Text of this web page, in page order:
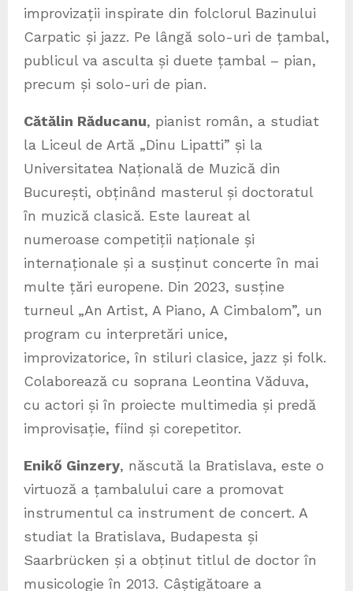
improvizații inspirate din folclorul Bazinului
Carpatic și jazz. Pe lângă solo-uri de țambal,
publicul va asculta și duete țambal – pian,
precum și solo-uri de pian.
Cătălin Răducanu, pianist român, a studiat
la Liceul de Artă „Dinu Lipatti” și la
Universitatea Națională de Muzică din
București, obținând masterul și doctoratul
în muzică clasică. Este laureat al
numeroase competiții naționale și
internaționale și a susținut concerte în mai
multe țări europene. Din 2023, susține
turneul „An Artist, A Piano, A Cimbalom”, un
program cu interpretări unice,
improvizatorice, în stiluri clasice, jazz și folk.
Colaborează cu soprana Leontina Văduva,
cu actori și în proiecte multimedia și predă
improvisație, fiind și corepetitor.
Enikő Ginzery, născută la Bratislava, este o
virtuoză a țambalului care a promovat
instrumentul ca instrument de concert. A
studiat la Bratislava, Budapesta și
Saarbrücken și a obținut titlul de doctor în
musicologie în 2013. Câștigătoare a